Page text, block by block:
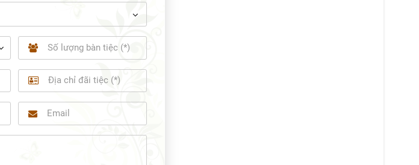
Sun
1 2
8